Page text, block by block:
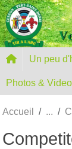
Un peu
Photos &
Accueil
Panneau de